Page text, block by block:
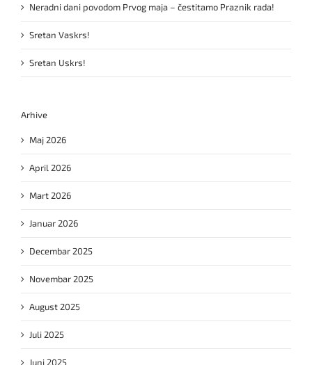
Neradni dani povodom Prvog maja – čestitamo Praznik rada!
Sretan Vaskrs!
Sretan Uskrs!
Arhive
Maj 2026
April 2026
Mart 2026
Januar 2026
Decembar 2025
Novembar 2025
August 2025
Juli 2025
Juni 2025